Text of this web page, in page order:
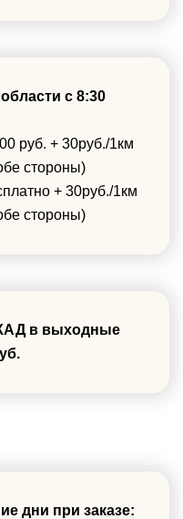
с 8:30
руб. + 30руб./1км
стороны)
+ 30руб./1км
стороны)
в выходные
дни при заказе: